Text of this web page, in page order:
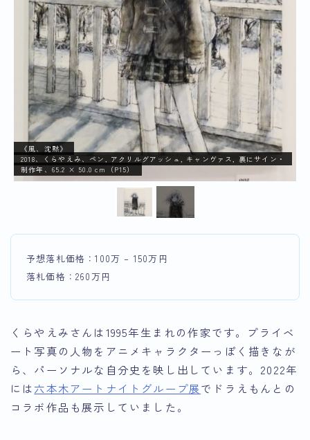
《風、沈黙》
2018、くらやえみ、ペン, アクリルグアッシュ, キャンヴァス, 裏にサイン・
制作年、65.2 × 50.0 cm（P15）
予想落札価格：100万 – 150万円
落札価格：260万円
くらやえみさんは1995年生まれの作家です。プライベ
ート写真の人物をアニメキャラクターっぽく描きなが
ら、パーソナルな自分史を映し出しています。2022年
には六本木アートナイトグループ展でドラえもんとの
コラボ作品も展示していました。